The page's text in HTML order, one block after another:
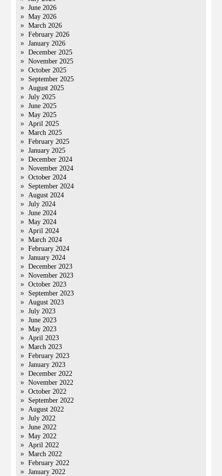
June 2026
May 2026
March 2026
February 2026
January 2026
December 2025
November 2025
October 2025
September 2025
August 2025
July 2025
June 2025
May 2025
April 2025
March 2025
February 2025
January 2025
December 2024
November 2024
October 2024
September 2024
August 2024
July 2024
June 2024
May 2024
April 2024
March 2024
February 2024
January 2024
December 2023
November 2023
October 2023
September 2023
August 2023
July 2023
June 2023
May 2023
April 2023
March 2023
February 2023
January 2023
December 2022
November 2022
October 2022
September 2022
August 2022
July 2022
June 2022
May 2022
April 2022
March 2022
February 2022
January 2022